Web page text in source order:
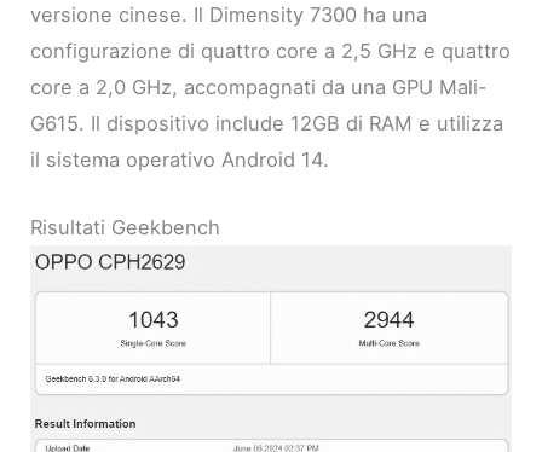
versione cinese. Il Dimensity 7300 ha una
configurazione di quattro core a 2,5 GHz e quattro
core a 2,0 GHz, accompagnati da una GPU Mali-
G615. Il dispositivo include 12GB di RAM e utilizza
il sistema operativo Android 14.
Risultati Geekbench